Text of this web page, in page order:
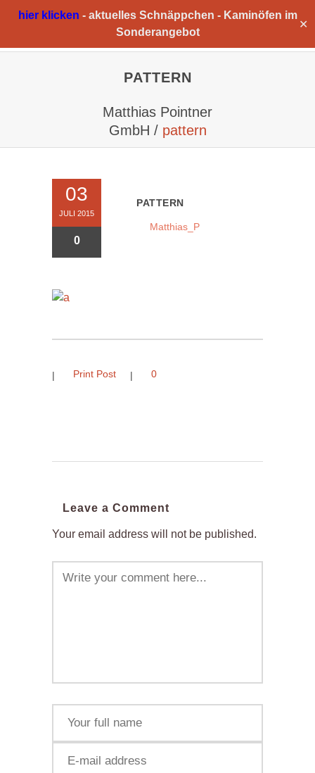
hier klicken - aktuelles Schnäppchen - Kaminöfen im
Sonderangebot
✕
PATTERN
Matthias Pointner
GmbH / pattern
03
JULI 2015
0
PATTERN
Matthias_P
Print Post 0
Leave a Comment
Your email address will not be published.